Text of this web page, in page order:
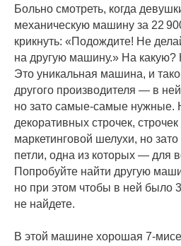
Больно смотреть, когда
механическую машину за 22
крикнуть: «Подождите! Не
на другую машину.» На какую?
Это уникальная машина, и
другого производителя — в
но зато самые-самые нужные.
декоративных строчек,
маркетинговой шелухи, но
петли, одна из которых — для
Попробуйте найти другую
но при этом чтобы в ней было
не найдете.
В этой машине хорошая 7-